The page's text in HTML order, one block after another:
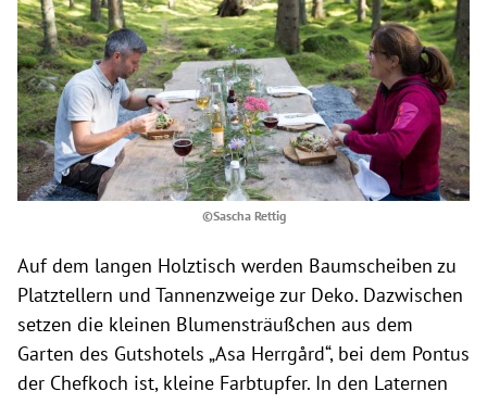
©Sascha Rettig
Auf dem langen Holztisch werden Baumscheiben zu
Platztellern und Tannenzweige zur Deko. Dazwischen
setzen die kleinen Blumensträußchen aus dem
Garten des Gutshotels „Asa Herrgård“, bei dem Pontus
der Chefkoch ist, kleine Farbtupfer. In den Laternen